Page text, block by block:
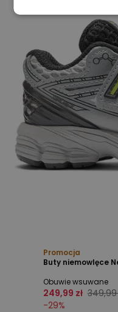
Promocja
Buty niemowlęce
Obuwie wsuwane
249,99 zł 349,99
-29%